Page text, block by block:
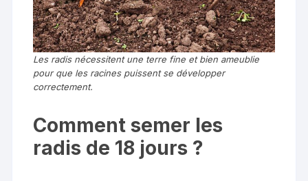
Les radis nécessitent une terre fine et bien ameublie
pour que les racines puissent se développer
correctement.
Comment semer les
radis de 18 jours ?